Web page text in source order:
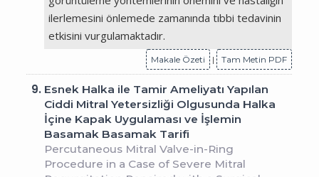
ilerlemesini önlemede zamanında tıbbi tedavinin
etkisini vurgulamaktadır.
Makale Özeti | Tam Metin PDF
9. Esnek Halka ile Tamir Ameliyatı Yapılan
Ciddi Mitral Yetersizliği Olgusunda Halka
İçine Kapak Uygulaması ve İşlemin
Basamak Basamak Tarifi
Percutaneous Mitral Valve-in-Ring
Procedure in a Case of Severe Mitral